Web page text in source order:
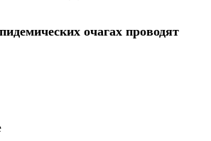
очагах проводят